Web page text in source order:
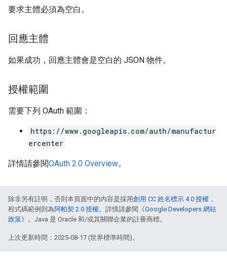
要求主體必須為空白。
回應主體
如果成功，回應主體會是空白的 JSON 物件。
授權範圍
需要下列 OAuth 範圍：
https://www.googleapis.com/auth/manufactur
ercenter
詳情請參閱OAuth 2.0 Overview。
除非另有註明，否則本頁面中的內容是採用創用 CC 姓名標示 4.0 授權 ，
程式碼範例則為阿帕契 2.0 授權。詳情請參閱《Google Developers 網站
政策》。Java 是 Oracle 和/或其關聯企業的註冊商標。
上次更新時間：2025-08-17 (世界標準時間)。